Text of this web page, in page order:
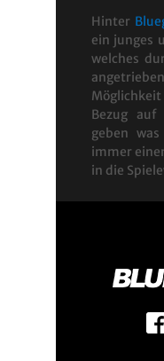
Hinter
ein junges
welches
Bezug
geben
immer
in die